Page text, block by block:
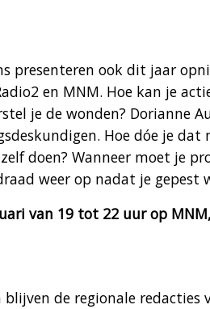
presenteren ook dit jaar
en MNM. Hoe kan je
je de wonden? Dorianne
Hoe dóe je dat
doen? Wanneer moet je
weer op nadat je gepest
van 19 tot 22 uur op MNM,
de regionale redacties